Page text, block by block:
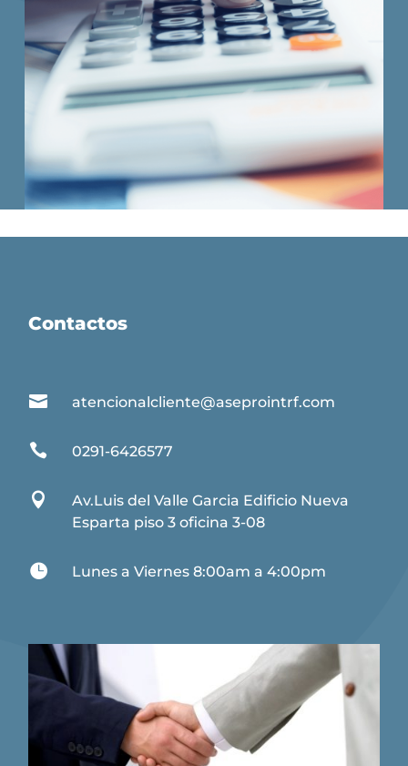
Contactos
 atencionalcliente@aseprointrf.com
 0291-6426577

Av.Luis del Valle Garcia Edificio Nueva
Esparta piso 3 oficina 3-08
 Lunes a Viernes 8:00am a 4:00pm